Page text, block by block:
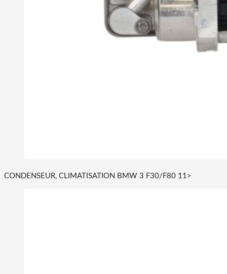
CONDENSEUR, CLIMATISATION BMW 3 F30/F80 11>